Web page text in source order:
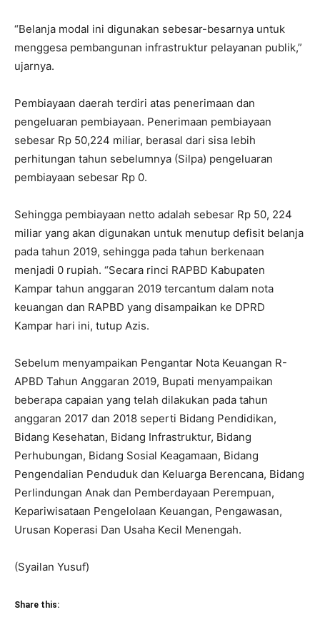
“Belanja modal ini digunakan sebesar-besarnya untuk
menggesa pembangunan infrastruktur pelayanan publik,”
ujarnya.
Pembiayaan daerah terdiri atas penerimaan dan
pengeluaran pembiayaan. Penerimaan pembiayaan
sebesar Rp 50,224 miliar, berasal dari sisa lebih
perhitungan tahun sebelumnya (Silpa) pengeluaran
pembiayaan sebesar Rp 0.
Sehingga pembiayaan netto adalah sebesar Rp 50, 224
miliar yang akan digunakan untuk menutup defisit belanja
pada tahun 2019, sehingga pada tahun berkenaan
menjadi 0 rupiah. “Secara rinci RAPBD Kabupaten
Kampar tahun anggaran 2019 tercantum dalam nota
keuangan dan RAPBD yang disampaikan ke DPRD
Kampar hari ini, tutup Azis.
Sebelum menyampaikan Pengantar Nota Keuangan R-
APBD Tahun Anggaran 2019, Bupati menyampaikan
beberapa capaian yang telah dilakukan pada tahun
anggaran 2017 dan 2018 seperti Bidang Pendidikan,
Bidang Kesehatan, Bidang Infrastruktur, Bidang
Perhubungan, Bidang Sosial Keagamaan, Bidang
Pengendalian Penduduk dan Keluarga Berencana, Bidang
Perlindungan Anak dan Pemberdayaan Perempuan,
Kepariwisataan Pengelolaan Keuangan, Pengawasan,
Urusan Koperasi Dan Usaha Kecil Menengah.
(Syailan Yusuf)
Share this: